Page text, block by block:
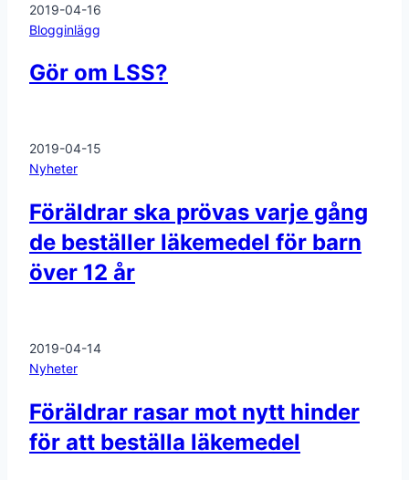
2019-04-16
Blogginlägg
Gör om LSS?
2019-04-15
Nyheter
Föräldrar ska prövas varje gång
de beställer läkemedel för barn
över 12 år
2019-04-14
Nyheter
Föräldrar rasar mot nytt hinder
för att beställa läkemedel